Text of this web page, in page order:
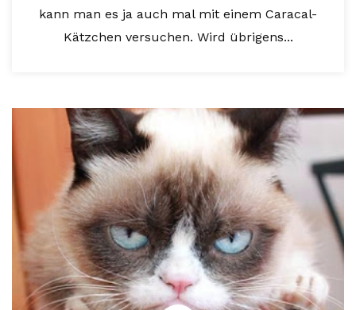
kann man es ja auch mal mit einem Caracal-
Kätzchen versuchen. Wird übrigens...